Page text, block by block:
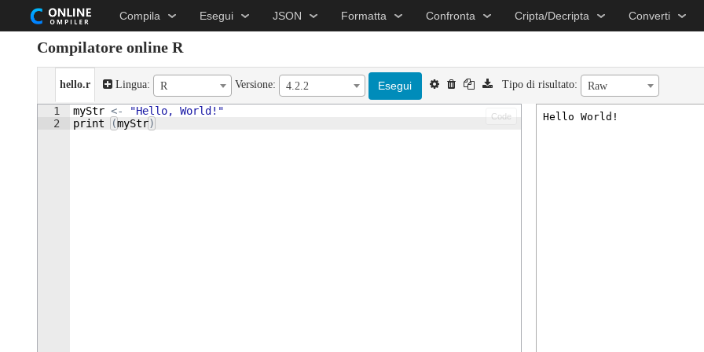
Compila Esegui JSON Formatta Confronta Cripta/Decripta Converti
Compilatore online R
hello.r Lingua: R Versione: 4.2.2 Esegui Tipo di risultato: Raw
Code
1
2
myStr <-
"Hello, World!"
print
(myStr)